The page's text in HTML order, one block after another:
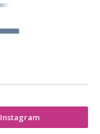
Instagram